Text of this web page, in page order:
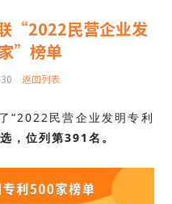
“2022民营企业发
”榜单
返回列表
“2022民营企业发明专利
，位列第391名。